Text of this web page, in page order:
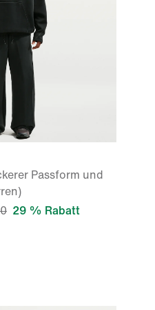
Passform und
29 % Rabatt